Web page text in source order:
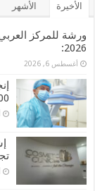
الأخيرة الأشهر
ورشة للمركز
2026:
أغسطس 6, 2026
800